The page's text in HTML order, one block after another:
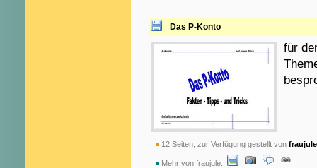
Das P-Konto
für
12 Seiten, zur Verfügung gestellt von fraujule
Mehr von fraujule: